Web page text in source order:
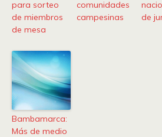
para sorteo
de miembros
de mesa
comunidades
campesinas
de
Bambamarca:
Más de medio